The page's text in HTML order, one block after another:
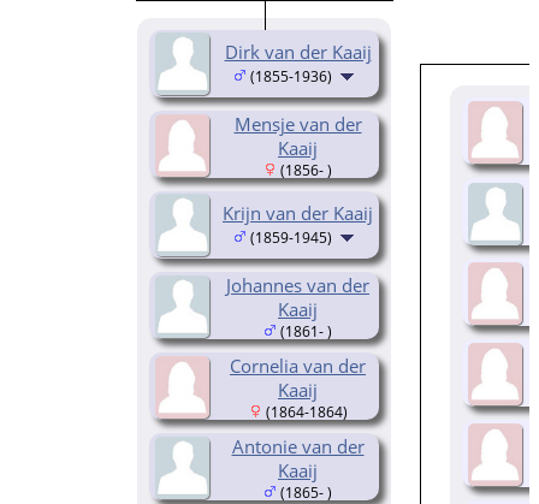
Dirk van der Kaaij
(1855-1936)
Mensje van der
Kaaij
(1856- )
Krijn van der Kaaij
(1859-1945)
Johannes van der
Kaaij
(1861- )
Cornelia van der
Kaaij
(1864-1864)
Antonie van der
Kaaij
(1865- )